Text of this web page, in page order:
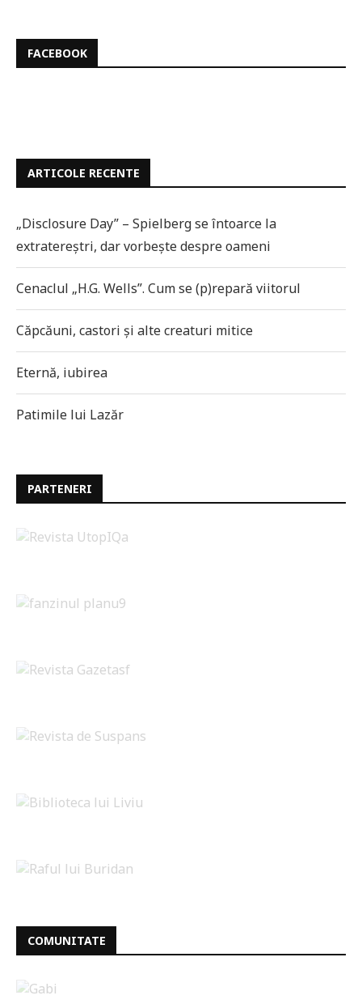
FACEBOOK
ARTICOLE RECENTE
„Disclosure Day” – Spielberg se întoarce la
extratereștri, dar vorbește despre oameni
Cenaclul „H.G. Wells”. Cum se (p)repară viitorul
Căpcăuni, castori și alte creaturi mitice
Eternă, iubirea
Patimile lui Lazăr
PARTENERI
COMUNITATE